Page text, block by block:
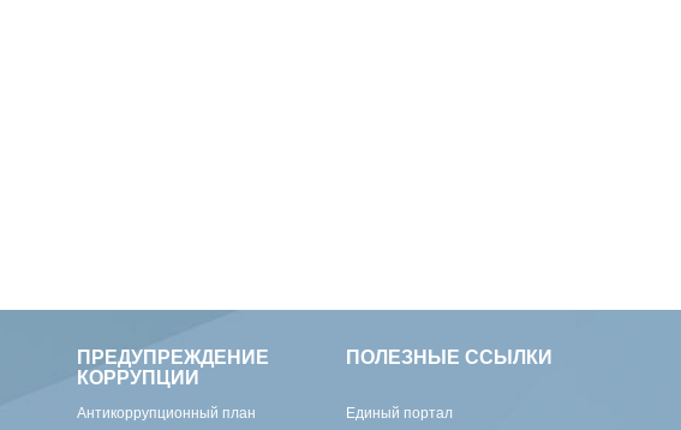
ПРЕДУПРЕЖДЕНИЕ
КОРРУПЦИИ
Антикоррупционный план
ПОЛЕЗНЫЕ ССЫЛКИ
Единый портал